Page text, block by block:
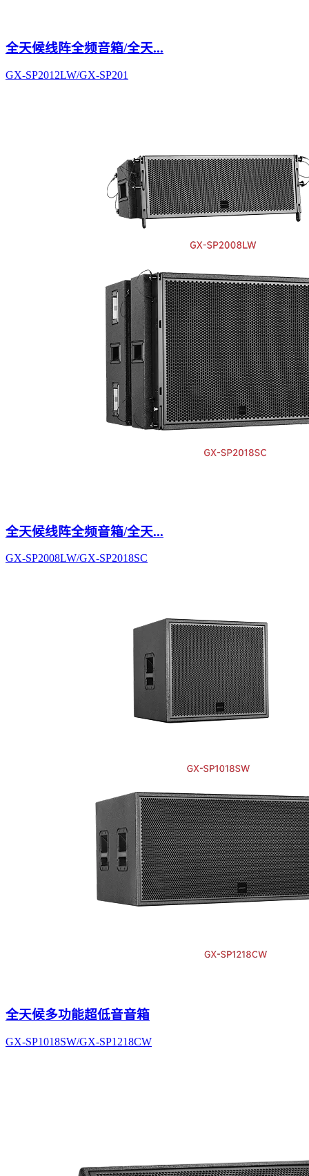
全天候线阵全频音箱/全天...
GX-SP2012LW/GX-SP201
全天候线阵全频音箱/全天...
GX-SP2008LW/GX-SP2018SC
全天候多功能超低音音箱
GX-SP1018SW/GX-SP1218CW